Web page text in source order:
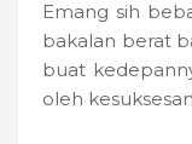
Emang sih
bakalan berat
buat
oleh